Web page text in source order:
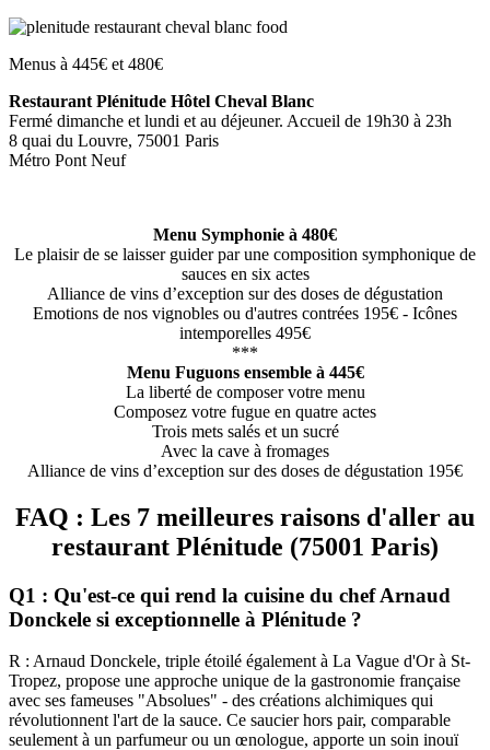
Menus à 445€ et 480€
Restaurant Plénitude Hôtel Cheval Blanc
Fermé dimanche et lundi et au déjeuner. Accueil de 19h30 à 23h
8 quai du Louvre, 75001 Paris
Métro Pont Neuf
Menu Symphonie à 480€
Le plaisir de se laisser guider par une composition symphonique de
sauces en six actes
Alliance de vins d’exception sur des doses de dégustation
Emotions de nos vignobles ou d'autres contrées 195€ - Icônes
intemporelles 495€
***
Menu Fuguons ensemble à 445€
La liberté de composer votre menu
Composez votre fugue en quatre actes
Trois mets salés et un sucré
Avec la cave à fromages
Alliance de vins d’exception sur des doses de dégustation 195€
FAQ : Les 7 meilleures raisons d'aller au
restaurant Plénitude (75001 Paris)
Q1 : Qu'est-ce qui rend la cuisine du chef Arnaud
Donckele si exceptionnelle à Plénitude ?
R : Arnaud Donckele, triple étoilé également à La Vague d'Or à St-
Tropez, propose une approche unique de la gastronomie française
avec ses fameuses "Absolues" - des créations alchimiques qui
révolutionnent l'art de la sauce. Ce saucier hors pair, comparable
seulement à un parfumeur ou un œnologue, apporte un soin inouï